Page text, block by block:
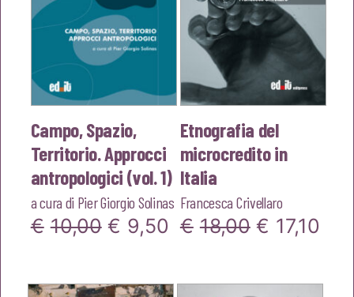
Campo, Spazio,
Territorio. Approcci
antropologici (vol. 1)
a cura di Pier Giorgio Solinas
€ 10,00 Il
originale
€ 9,50
attuale
Etnografia del
microcredito in
Italia
Francesca Crivellaro
€ 18,00 Il
originale
€ 17,10